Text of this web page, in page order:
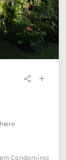
Condomínio